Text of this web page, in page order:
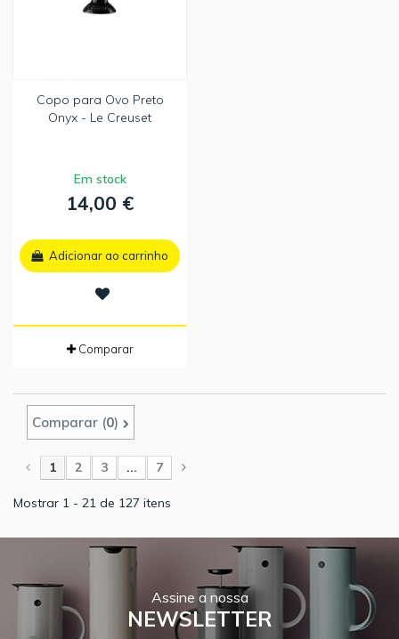
Copo para Ovo Preto
Onyx - Le Creuset
Em stock
14,00 €
Adicionar ao carrinho
Comparar
Comparar (0)
1 2 3 ... 7
Mostrar 1 - 21 de 127 itens
Assine a nossa
NEWSLETTER